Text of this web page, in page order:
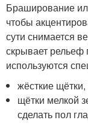
Браширование
чтобы
сути снимается
скрывает рельеф
используются
жёсткие
щётки мелкой
сделать пол